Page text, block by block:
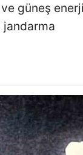
güneş
jandarma